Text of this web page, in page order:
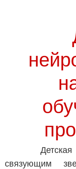
связующим